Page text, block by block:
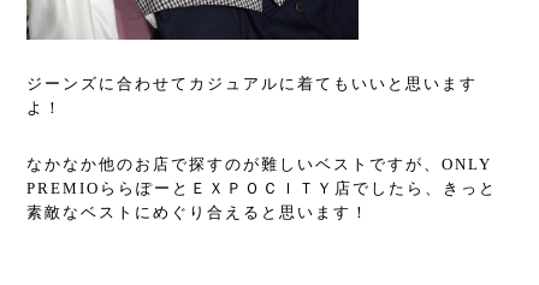
ジーンズに合わせてカジュアルに着てもいいと思います
よ！
なかなか他のお店で探すのが難しいベストですが、ONLY
PREMIO ららぽーとＥＸＰＯＣＩＴＹ店でしたら、きっと
素敵なベストにめぐり合えると思います！